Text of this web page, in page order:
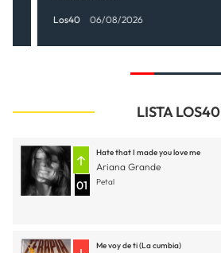
Los40 06/08/2026
LISTA LOS40
01
Hate that I made you love me
Ariana Grande
Petal
Me voy de ti (La cumbia)